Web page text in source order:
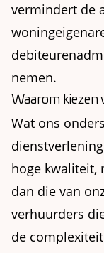
vermindert de
nemen.
Waarom kiezen
Wat ons
hoge kwaliteit,
dan die van
verhuurders
de